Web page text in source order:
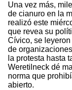
Una vez más,
de cianuro en la
realizó este
que revea su
Cívico, se
de
la protesta hasta
Weretilneck dé
norma que
abierto.